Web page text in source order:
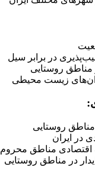
در برابر سیل
روستایی
زیست محیطی
روستایی
در ایران
مناطق محروم
در مناطق روستایی